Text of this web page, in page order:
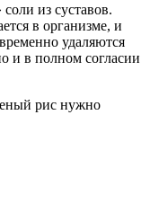
из суставов.
в организме, и
удаляются
и в полном согласии
рис нужно